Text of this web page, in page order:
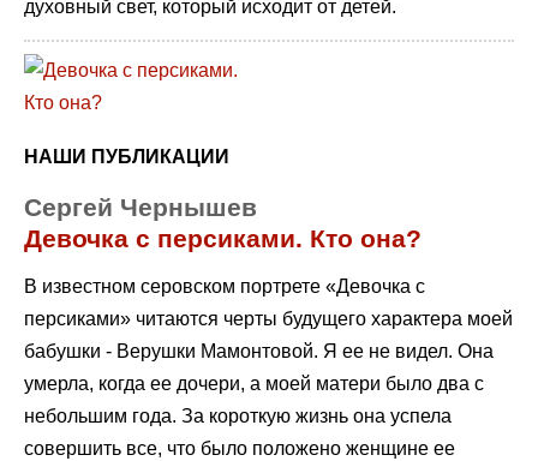
духовный свет, который исходит от детей.
НАШИ ПУБЛИКАЦИИ
Сергей Чернышев
Девочка с персиками. Кто она?
В известном серовском портрете «Девочка с
персиками» читаются черты будущего характера моей
бабушки - Верушки Мамонтовой. Я ее не видел. Она
умерла, когда ее дочери, а моей матери было два с
небольшим года. За короткую жизнь она успела
совершить все, что было положено женщине ее